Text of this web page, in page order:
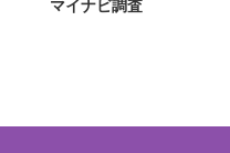
マイナビ調査